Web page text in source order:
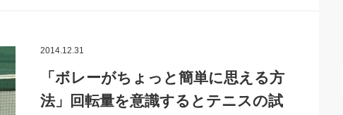
2014.12.31
「ボレーがちょっと簡単に思える方
法」回転量を意識するとテニスの試